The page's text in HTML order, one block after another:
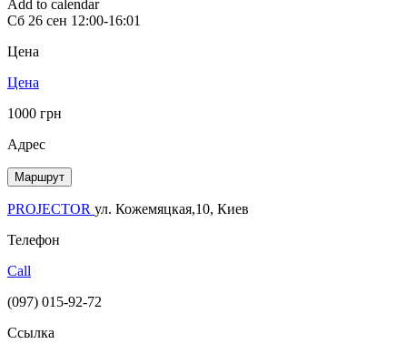
Add to calendar
Сб 26 сен 12:00-16:01
Цена
Цена
1000 грн
Адрес
Маршрут
PROJECTOR ул. Кожемяцкая,10, Киев
Телефон
Call
(097) 015-92-72
Ссылка